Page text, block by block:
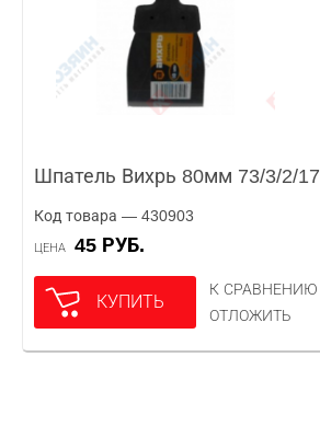
Шпатель Вихрь 80мм 73/3/2/17
Код товара — 430903
ЦЕНА 45 РУБ.
КУПИТЬ
К СРАВНЕНИЮ
ОТЛОЖИТЬ